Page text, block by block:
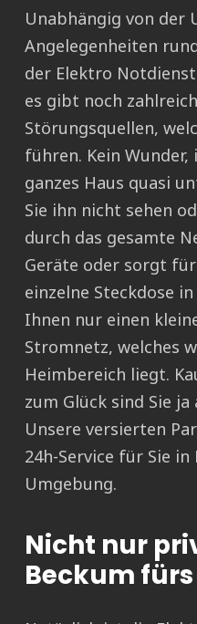
Unabhängig von der
Angelegenheiten
der Elektro
es gibt noch
Störungsquellen,
führen. Kein
ganzes Haus quasi
Sie ihn nicht sehen
durch das gesamte
Geräte oder sorgt für
einzelne Steckdose
Ihnen nur einen
Stromnetz, welches
Heimbereich liegt.
zum Glück sind Sie
Unsere versierten
24h-Service für Sie in
Umgebung.
Nicht nur
Beckum